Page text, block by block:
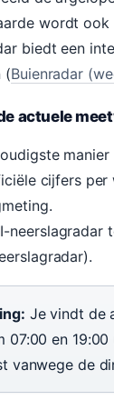
wordt ook
biedt een
(Buienradar
actuele
cijfers per
neerslagradar
Je vindt de
07:00 en
vanwege de